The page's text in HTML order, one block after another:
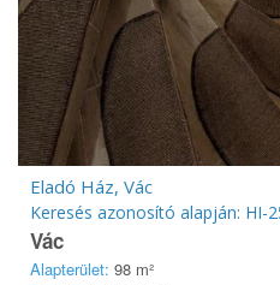
Eladó Ház, Vác
Keresés azonosító alapján: HI-
Vác
Alapterület: 98 m²